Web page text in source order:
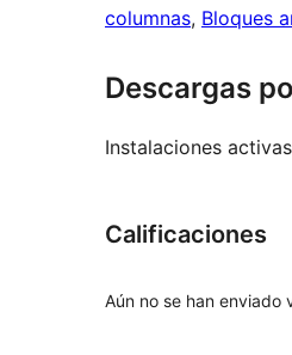
columnas, Bloques
Descargas
Instalaciones
Calificaciones
Aún no se han enviado